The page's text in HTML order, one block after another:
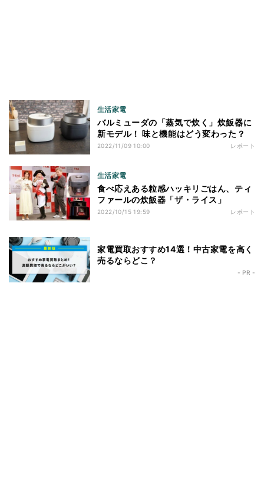
生活家電
バルミューダの「蒸気で炊く」炊飯器に
新モデル！ 味と機能はどう変わった？
2022/11/09 10:00 レポート
生活家電
食べ応えある粒感ハッキリごはん、ティ
ファールの炊飯器「ザ・ライス」
2022/10/15 19:59 レポート
家電買取おすすめ14選！中古家電を高く
売るならどこ？
- PR -